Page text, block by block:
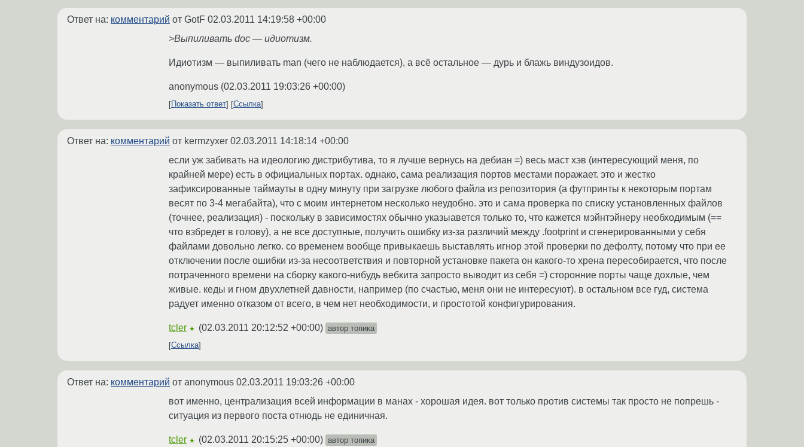
Ответ на: комментарий от GotF 02.03.2011 14:19:58 +00:00
>Выпиливать doc — идиотизм.
Идиотизм — выпиливать man (чего не наблюдается), а всё остальное — дурь и блажь виндузоидов.
anonymous (02.03.2011 19:03:26 +00:00)
Показать ответ Ссылка
Ответ на: комментарий от kermzyxer 02.03.2011 14:18:14 +00:00
если уж забивать на идеологию дистрибутива, то я лучше вернусь на дебиан =) весь маст хэв (интересующий меня, по
крайней мере) есть в официальных портах. однако, сама реализация портов местами поражает. это и жестко
зафиксированные таймауты в одну минуту при загрузке любого файла из репозитория (а футпринты к некоторым портам
весят по 3-4 мегабайта), что с моим интернетом несколько неудобно. это и сама проверка по списку установленных файлов
(точнее, реализация) - поскольку в зависимостях обычно указыавется только то, что кажется мэйнтэйнеру необходимым (==
что взбредет в голову), а не все доступные, получить ошибку из-за различий между .footprint и сгенерированными у себя
файлами довольно легко. со временем вообще привыкаешь выставлять игнор этой проверки по дефолту, потому что при ее
отключении после ошибки из-за несоответствия и повторной установке пакета он какого-то хрена пересобирается, что после
потраченного времени на сборку какого-нибудь вебкита запросто выводит из себя =) сторонние порты чаще дохлые, чем
живые. кеды и гном двухлетней давности, например (по счастью, меня они не интересуют). в остальном все гуд, система
радует именно отказом от всего, в чем нет необходимости, и простотой конфигурирования.
tcler ★ (02.03.2011 20:12:52 +00:00) автор топика
Ссылка
Ответ на: комментарий от anonymous 02.03.2011 19:03:26 +00:00
вот именно, централизация всей информации в манах - хорошая идея. вот только против системы так просто не попрешь -
ситуация из первого поста отнюдь не единичная.
tcler ★ (02.03.2011 20:15:25 +00:00) автор топика